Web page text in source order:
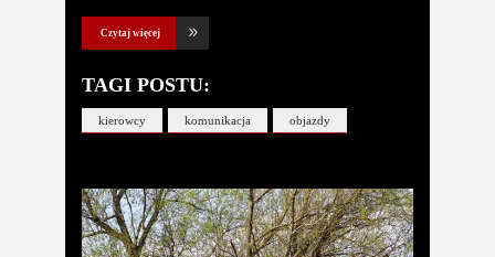
Czytaj więcej
TAGI POSTU:
kierowcy komunikacja objazdy